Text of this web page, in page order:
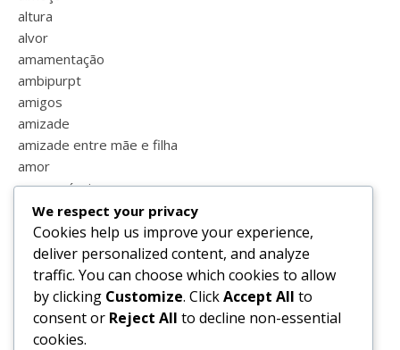
altura
alvor
amamentação
ambipurpt
amigos
amizade
amizade entre mãe e filha
amor
amor próprio
ana com a
anel
animais
aniversário
anjos
ano novo
aprender
We respect your privacy
Cookies help us improve your experience,
deliver personalized content, and analyze
traffic. You can choose which cookies to allow
by clicking Customize. ClickAccept All to
consent or Reject All to decline non-essential
cookies.